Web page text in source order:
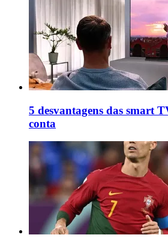
5 desvantagens das smart
conta